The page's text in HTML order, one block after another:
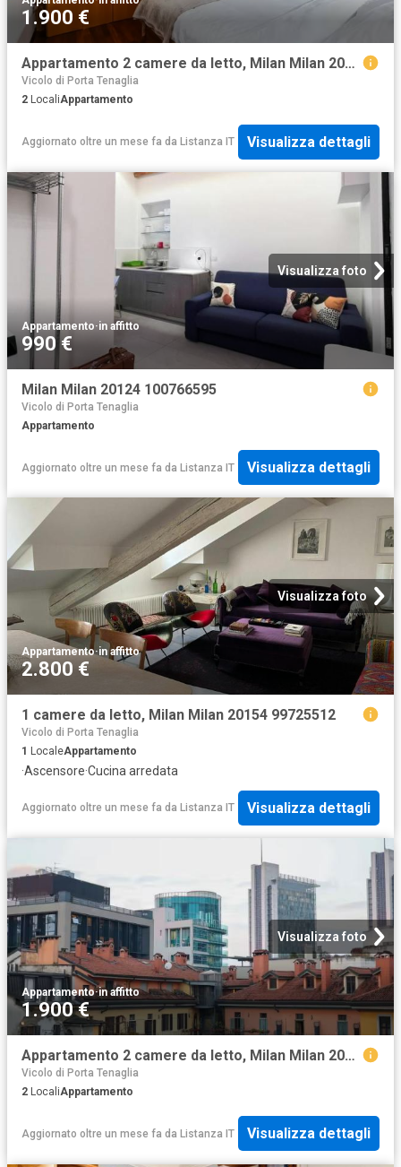
1.900 €
Appartamento 2 camere da letto, Milan Milan 20154 DS96937256
Vicolo di Porta Tenaglia
2 LocaliAppartamento
Aggiornato oltre un mese fa da Listanza IT Visualizza dettagli
Visualizza foto
Appartamento·in affitto
990 €
Milan Milan 20124 100766595
Vicolo di Porta Tenaglia
Appartamento
Aggiornato oltre un mese fa da Listanza IT Visualizza dettagli
Visualizza foto
Appartamento·in affitto
2.800 €
1 camere da letto, Milan Milan 20154 99725512
Vicolo di Porta Tenaglia
1 LocaleAppartamento
·Ascensore·Cucina arredata
Aggiornato oltre un mese fa da Listanza IT Visualizza dettagli
Visualizza foto
Appartamento·in affitto
1.900 €
Appartamento 2 camere da letto, Milan Milan 20154 ES96937256
Vicolo di Porta Tenaglia
2 LocaliAppartamento
Aggiornato oltre un mese fa da Listanza IT Visualizza dettagli